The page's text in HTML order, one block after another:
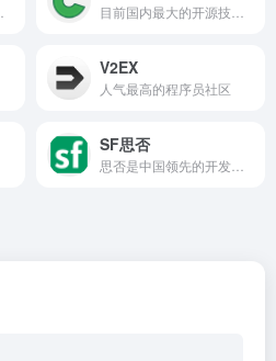
V2EX
人气最高的程序员社区
SF思否